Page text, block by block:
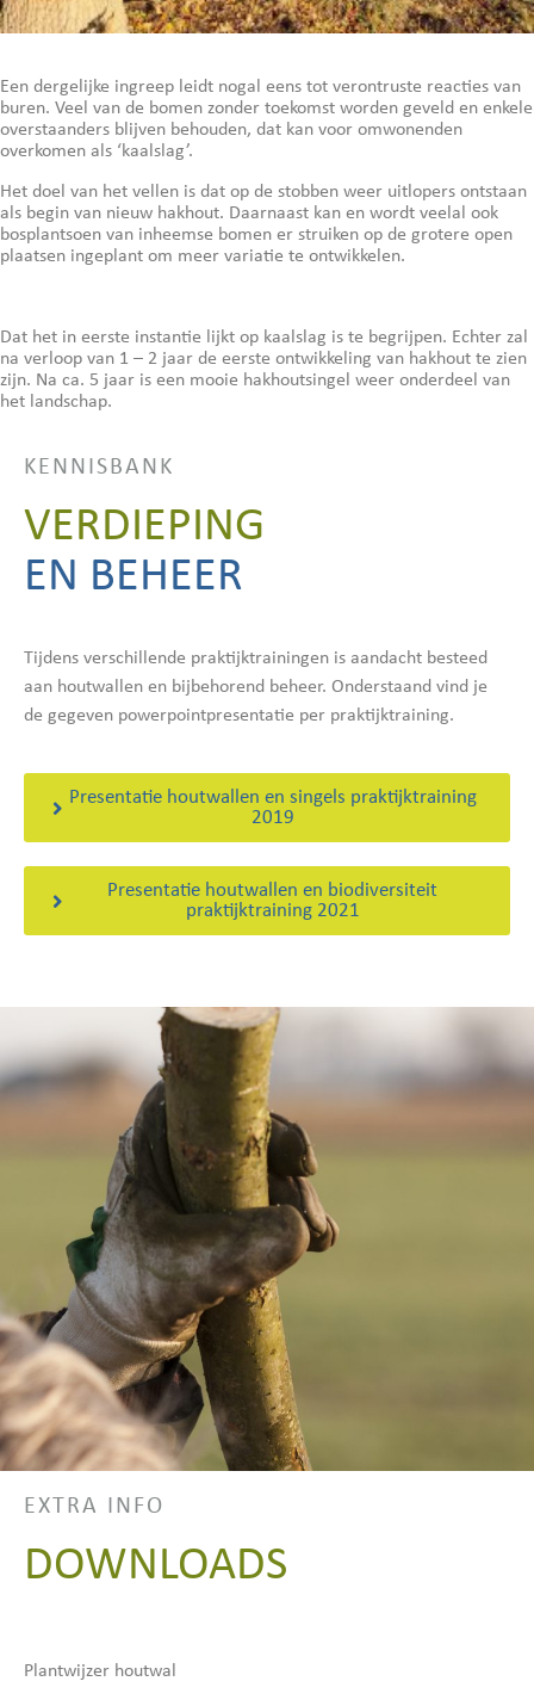
Een dergelijke ingreep leidt nogal eens tot verontruste reacties van
buren. Veel van de bomen zonder toekomst worden geveld en enkele
overstaanders blijven behouden, dat kan voor omwonenden
overkomen als ‘kaalslag’.
Het doel van het vellen is dat op de stobben weer uitlopers ontstaan
als begin van nieuw hakhout. Daarnaast kan en wordt veelal ook
bosplantsoen van inheemse bomen er struiken op de grotere open
plaatsen ingeplant om meer variatie te ontwikkelen.
Dat het in eerste instantie lijkt op kaalslag is te begrijpen. Echter zal
na verloop van 1 – 2 jaar de eerste ontwikkeling van hakhout te zien
zijn. Na ca. 5 jaar is een mooie hakhoutsingel weer onderdeel van
het landschap.
KENNISBANK
VERDIEPING
EN BEHEER
Tijdens verschillende praktijktrainingen is aandacht besteed
aan houtwallen en bijbehorend beheer. Onderstaand vind je
de gegeven powerpointpresentatie per praktijktraining.
Presentatie houtwallen en singels praktijktraining
2019
Presentatie houtwallen en biodiversiteit
praktijktraining 2021
EXTRA INFO
DOWNLOADS
Plantwijzer houtwal